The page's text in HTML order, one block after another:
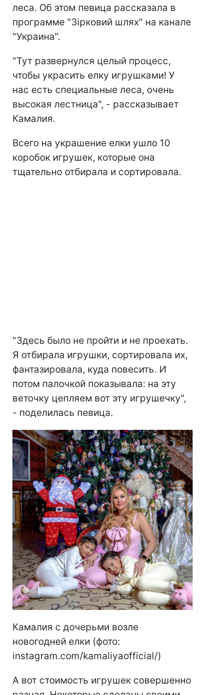
леса. Об этом певица рассказала в
программе "Зірковий шлях" на канале
"Украина".
"Тут развернулся целый процесс,
чтобы украсить елку игрушками! У
нас есть специальные леса, очень
высокая лестница", - рассказывает
Камалия.
Всего на украшение елки ушло 10
коробок игрушек, которые она
тщательно отбирала и сортировала.
"Здесь было не пройти и не проехать.
Я отбирала игрушки, сортировала их,
фантазировала, куда повесить. И
потом палочкой показывала: на эту
веточку цепляем вот эту игрушечку",
- поделилась певица.
Камалия с дочерьми возле
новогодней елки (фото:
instagram.com/kamaliyaofficial/)
А вот стоимость игрушек совершенно